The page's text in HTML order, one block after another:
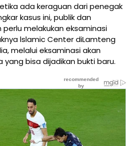
ada keraguan dari penegak
kasus ini, publik dan
melakukan eksaminasi
lslamic Center diLamteng
melalui eksaminasi akan
bisa dijadikan bukti baru.